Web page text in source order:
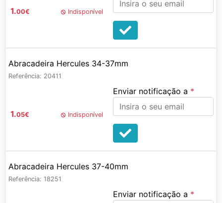
1.00€ Indisponível
Abracadeira Hercules 34-37mm
Referência: 20411
1.05€ Indisponível
Enviar notificação a
Abracadeira Hercules 37-40mm
Referência: 18251
Enviar notificação a